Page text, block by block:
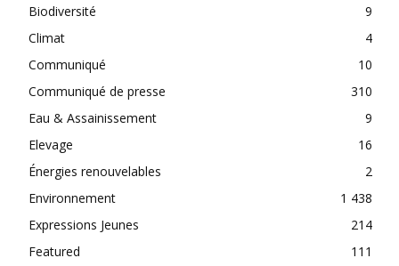
Biodiversité
9
Climat
4
Communiqué
10
Communiqué de presse
310
Eau & Assainissement
9
Elevage
16
Énergies renouvelables
2
Environnement
1 438
Expressions Jeunes
214
Featured
111